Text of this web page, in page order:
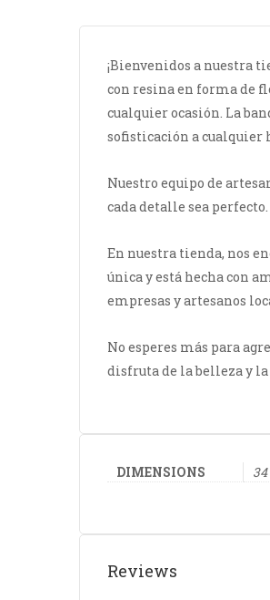
¡Bienvenidos a nuestra
con resina en forma de
cualquier ocasión. La
sofisticación a cualquier
Nuestro equipo de
cada detalle sea
En nuestra tienda, nos
única y está hecha con
empresas y artesanos
No esperes más para
disfruta de la belleza y la
DIMENSIONS
Reviews